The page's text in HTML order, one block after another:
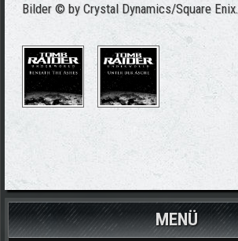
Bilder © by Crystal Dynamics/Square Enix.
MENÜ